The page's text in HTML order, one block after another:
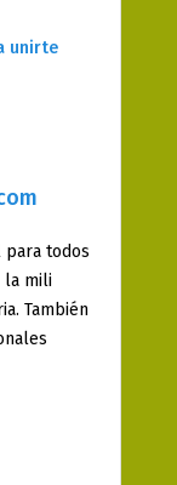
para todos
la mili
También
unirte